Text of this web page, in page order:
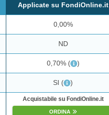
Applicate su FondiOnline.it
0,00%
ND
0,70% ( )
SI ( )
Acquistabile su FondiOnline.it
ORDINA